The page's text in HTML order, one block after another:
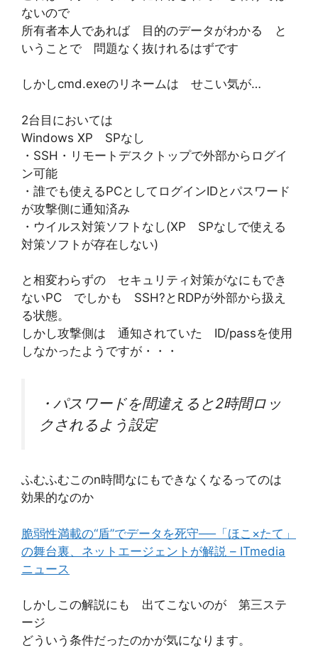
ないので
所有者本人であれば 目的のデータがわかる と
いうことで 問題なく抜けれるはずです
しかしcmd.exeのリネームは せこい気が…
2台目においては
Windows XP SPなし
・SSH・リモートデスクトップで外部からログイ
ン可能
・誰でも使えるPCとしてログインIDとパスワード
が攻撃側に通知済み
・ウイルス対策ソフトなし(XP SPなしで使える
対策ソフトが存在しない)
と相変わらずの セキュリティ対策がなにもでき
ないPC でしかも SSH?とRDPが外部から扱え
る状態。
しかし攻撃側は 通知されていた ID/passを使用
しなかったようですが・・・
・パスワードを間違えると2時間ロッ
クされるよう設定
ふむふむこのn時間なにもできなくなるってのは
効果的なのか
脆弱性満載の“盾”でデータを死守──「ほこ×たて」
の舞台裏、ネットエージェントが解説 – ITmedia
ニュース
しかしこの解説にも 出てこないのが 第三ステ
ージ
どういう条件だったのかが気になります。